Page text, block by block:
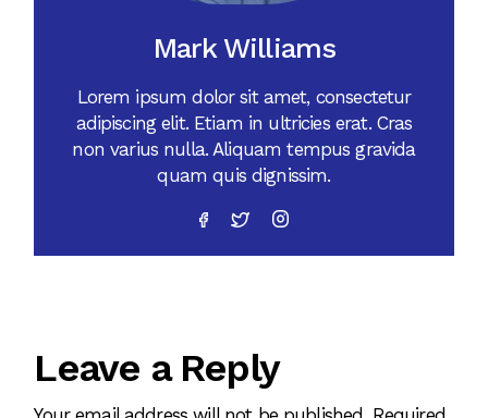
Mark Williams
Lorem ipsum dolor sit amet, consectetur
adipiscing elit. Etiam in ultricies erat. Cras
non varius nulla. Aliquam tempus gravida
quam quis dignissim.
Leave a Reply